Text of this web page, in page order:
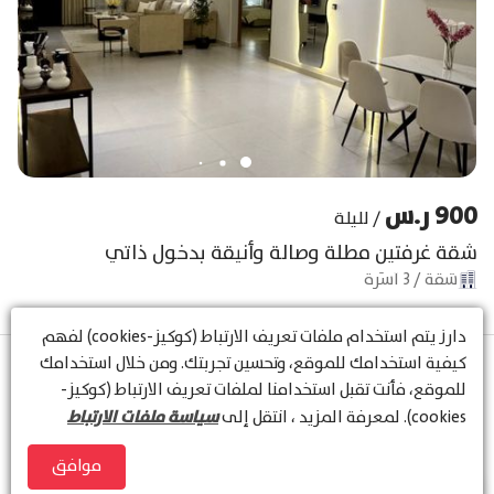
900 ر.س /لليلة
شقة غرفتين مطلة وصالة وأنيقة بدخول ذاتي
شقة/
3 أسّرة
1
دارز
يتم استخدام ملفات تعريف الارتباط (كوكيز-cookies) لفهم
كيفية استخدامك للموقع، وتحسين تجربتك. ومن خلال استخدامك
للموقع، فأنت تقبل استخدامنا لملفات تعريف الارتباط (كوكيز-
cookies). لمعرفة المزيد ، انتقل إلى
سياسة ملفات الارتباط
موافق